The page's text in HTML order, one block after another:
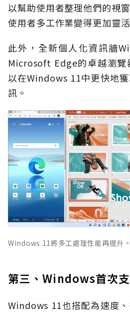
以幫助使用者整理他們的視
使用者多工作業變得更加靈活
此外，全新個人化資訊牆
Microsoft Edge的卓越瀏覽
以在Windows 11中更快地
訊。
Windows 11將多工處理性能再提升
第三、Windows首次
Windows 11也搭配為速度